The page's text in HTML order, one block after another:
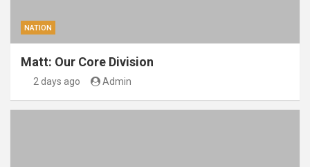
NATION
Matt: Our Core Division
2 days ago Admin